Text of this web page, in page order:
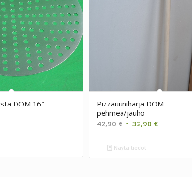
DOM 16″
Pizzauuniharja DOM
pehmeä/jauho
42,90€ Alkuperäinen
oli:
42,90 €.
32,90 €Nykyinen
32,90 €.
Näytä tiedot